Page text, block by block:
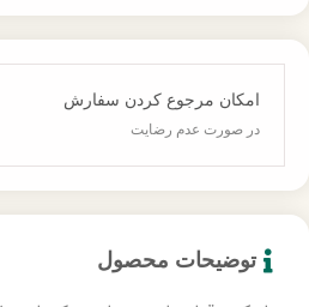
امکان مرجوع کردن سفارش
در صورت عدم رضایت
توضیحات محصول